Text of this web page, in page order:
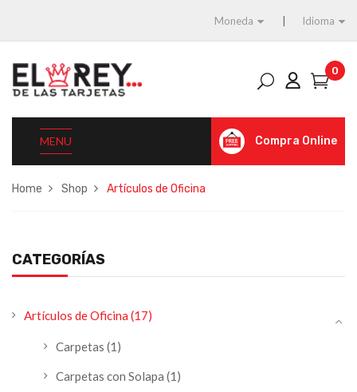
Moneda Idioma
0
MENU Compra Online
Home Shop Artículos de Oficina
CATEGORÍAS
Artículos de Oficina (17)
Carpetas (1)
Carpetas con Solapa (1)